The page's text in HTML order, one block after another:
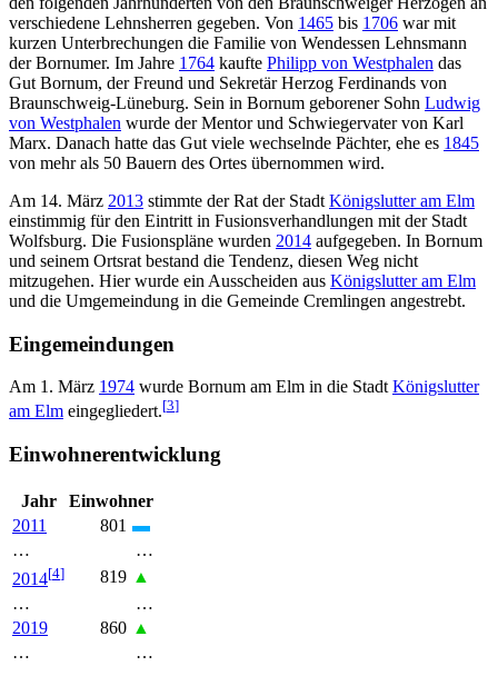
verschiedene Lehnsherren gegeben. Von 1465 bis 1706 war mit
kurzen Unterbrechungen die Familie von Wendessen Lehnsmann
der Bornumer. Im Jahre 1764 kaufte Philipp von Westphalen das
Gut Bornum, der Freund und Sekretär Herzog Ferdinands von
Braunschweig-Lüneburg. Sein in Bornum geborener Sohn Ludwig
von Westphalen wurde der Mentor und Schwiegervater von Karl
Marx. Danach hatte das Gut viele wechselnde Pächter, ehe es 1845
von mehr als 50 Bauern des Ortes übernommen wird.
Am 14. März 2013 stimmte der Rat der Stadt Königslutter am Elm
einstimmig für den Eintritt in Fusionsverhandlungen mit der Stadt
Wolfsburg. Die Fusionspläne wurden 2014 aufgegeben. In Bornum
und seinem Ortsrat bestand die Tendenz, diesen Weg nicht
mitzugehen. Hier wurde ein Ausscheiden aus Königslutter am Elm
und die Umgemeindung in die Gemeinde Cremlingen angestrebt.
Eingemeindungen
Am 1. März 1974 wurde Bornum am Elm in die Stadt Königslutter
am Elm eingegliedert.[3]
Einwohnerentwicklung
Jahr
Einwohner
2011
801 ▬
…
…
2014[4] 819 ▲
…
…
2019
860 ▲
…
…